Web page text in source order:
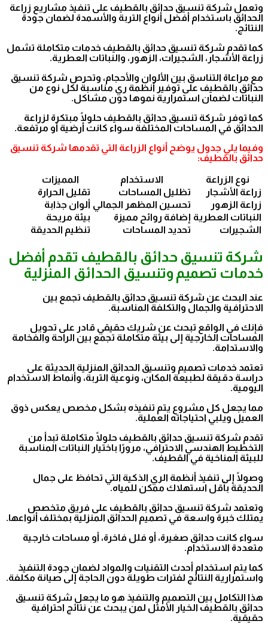
وتعمل شركة تنسيق حدائق بالقطيف على تنفيذ مشاريع زراعة
الحدائق باستخدام أفضل أنواع التربة والأسمدة لضمان جودة
النتائج.
كما تقدم شركة تنسيق حدائق بالقطيف خدمات متكاملة تشمل
زراعة الأشجار، الشجيرات، الزهور، والنباتات العطرية.
مع مراعاة التناسق بين الألوان والأحجام، وتحرص شركة تنسيق
حدائق بالقطيف على توفير أنظمة ري مناسبة لكل نوع من
النباتات لضمان استمرارية نموها دون مشاكل.
كما توفر شركة تنسيق حدائق بالقطيف حلولًا مبتكرة لزراعة
الحدائق في المساحات المختلفة سواء كانت أرضية أو مرتفعة.
وفيما يلي جدول يوضح أنواع الزراعة التي تقدمها شركة تنسيق
حدائق بالقطيف:
نوع الزراعة الاستخدام
المميزات
زراعة الأشجار
تظليل المساحات
تقليل الحرارة
زراعة الزهور
تحسين المظهر الجمالي ألوان جذابة
النباتات العطرية إضافة روائح مميزة
بيئة مريحة
الشجيرات
تحديد المساحات تنظيم الحديقة
شركة تنسيق حدائق بالقطيف تقدم أفضل
خدمات تصميم وتنسيق الحدائق المنزلية
عند البحث عن شركة تنسيق حدائق بالقطيف تجمع بين
الاحترافية والجمال والتكلفة المناسبة.
فإنك في الواقع تبحث عن شريك حقيقي قادر على تحويل
المساحات الخارجية إلى بيئة متكاملة تجمع بين الراحة والفخامة
والاستدامة.
تعتمد خدمات تصميم وتنسيق الحدائق المنزلية الحديثة على
دراسة دقيقة لطبيعة المكان، ونوعية التربة، وأنماط الاستخدام
اليومية.
مما يجعل كل مشروع يتم تنفيذه بشكل مخصص يعكس ذوق
العميل ويلبي احتياجاته العملية.
تقدم شركة تنسيق حدائق بالقطيف حلولًا متكاملة تبدأ من
التخطيط الهندسي الاحترافي، مرورًا باختيار النباتات المناسبة
للبيئة المناخية في القطيف.
وصولًا إلى تنفيذ أنظمة الري الذكية التي تحافظ على جمال
الحديقة بأقل استهلاك ممكن للمياه.
وتعتمد شركة تنسيق حدائق بالقطيف على فريق متخصص
يمتلك خبرة واسعة في تصميم الحدائق المنزلية بمختلف أنواعها.
سواء كانت حدائق صغيرة، أو فلل فاخرة، أو مساحات خارجية
متعددة الاستخدام.
كما يتم استخدام أحدث التقنيات والمواد لضمان جودة التنفيذ
واستمرارية النتائج لفترات طويلة دون الحاجة إلى صيانة مكلفة.
هذا التكامل بين التصميم والتنفيذ هو ما يجعل شركة تنسيق
حدائق بالقطيف الخيار الأمثل لمن يبحث عن نتائج احترافية
حقيقية.